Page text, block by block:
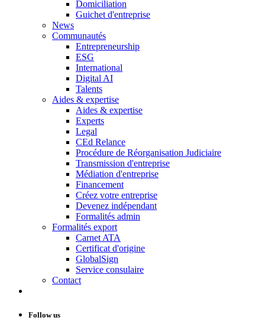
Domiciliation
Guichet d'entreprise
News
Communautés
Entrepreneurship
ESG
International
Digital AI
Talents
Aides & expertise
Aides & expertise
Experts
Legal
CEd Relance
Procédure de Réorganisation Judiciaire
Transmission d'entreprise
Médiation d'entreprise
Financement
Créez votre entreprise
Devenez indépendant
Formalités admin
Formalités export
Carnet ATA
Certificat d'origine
GlobalSign
Service consulaire
Contact
Follow us